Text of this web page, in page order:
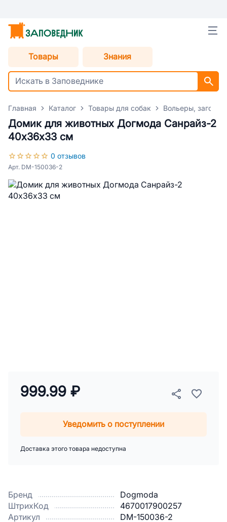
Товары Знания
Главная Каталог Товары для собак Вольеры, загоны,
Домик для животных Догмода Санрайз-2
40х36х33 см
0 отзывов
Арт. DM-150036-2
Бренд
Dogmoda
ШтрихКод
4670017900257
Артикул
DM-150036-2
999.99 ₽
Уведомить о поступлении
Доставка этого товара недоступна